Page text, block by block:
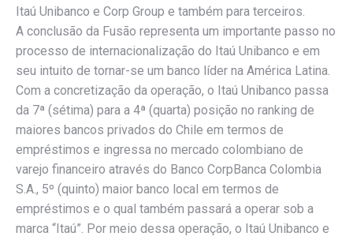
Itaú Unibanco e Corp Group e também para terceiros.
A conclusão da Fusão representa um importante passo no
processo de internacionalização do Itaú Unibanco e em
seu intuito de tornar-se um banco líder na América Latina.
Com a concretização da operação, o Itaú Unibanco passa
da 7ª (sétima) para a 4ª (quarta) posição no ranking de
maiores bancos privados do Chile em termos de
empréstimos e ingressa no mercado colombiano de
varejo financeiro através do Banco CorpBanca Colombia
S.A., 5º (quinto) maior banco local em termos de
empréstimos e o qual também passará a operar sob a
marca “Itaú”. Por meio dessa operação, o Itaú Unibanco e